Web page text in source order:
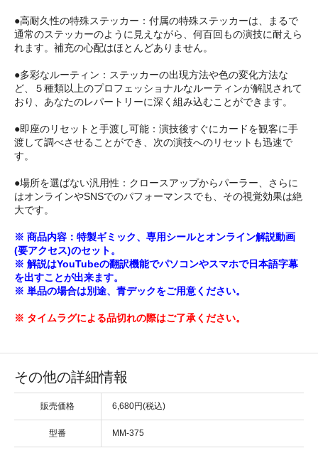
●高耐久性の特殊ステッカー：付属の特殊ステッカーは、まるで
通常のステッカーのように見えながら、何百回もの演技に耐えら
れます。補充の心配はほとんどありません。
●多彩なルーティン：ステッカーの出現方法や色の変化方法な
ど、５種類以上のプロフェッショナルなルーティンが解説されて
おり、あなたのレパートリーに深く組み込むことができます。
●即座のリセットと手渡し可能：演技後すぐにカードを観客に手
渡して調べさせることができ、次の演技へのリセットも迅速で
す。
●場所を選ばない汎用性：クロースアップからパーラー、さらに
はオンラインやSNSでのパフォーマンスでも、その視覚効果は絶
大です。
※ 商品内容：特製ギミック、専用シールとオンライン解説動画
(要アクセス)のセット。
※ 解説はYouTubeの翻訳機能でパソコンやスマホで日本語字幕
を出すことが出来ます。
※ 単品の場合は別途、青デックをご用意ください。
※ タイムラグによる品切れの際はご了承ください。
その他の詳細情報
販売価格 6,680円(税込)
型番 MM-375